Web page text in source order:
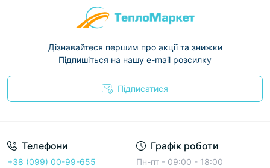
Дізнавайтеся першим про акції та знижки
Підпишіться на нашу e-mail розсилку
Підписатися
Телефони
+38 (099) 00-99-655
Графік роботи
Пн-пт - 09:00 - 18:00